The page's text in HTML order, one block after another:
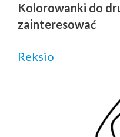
Kolorowanki do
zainteresować
Reksio